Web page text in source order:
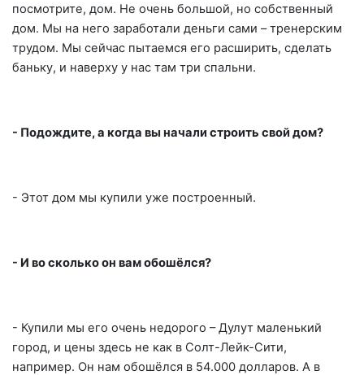
посмотрите, дом. Не очень большой, но собственный
дом. Мы на него заработали деньги сами – тренерским
трудом. Мы сейчас пытаемся его расширить, сделать
баньку, и наверху у нас там три спальни.
- Подождите, а когда вы начали строить свой дом?
- Этот дом мы купили уже построенный.
- И во сколько он вам обошёлся?
- Купили мы его очень недорого – Дулут маленький
город, и цены здесь не как в Солт-Лейк-Сити,
например. Он нам обошёлся в 54.000 долларов. А в